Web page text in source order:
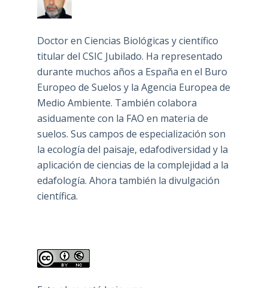
Doctor en Ciencias Biológicas y científico
titular del CSIC Jubilado. Ha representado
durante muchos años a España en el Buro
Europeo de Suelos y la Agencia Europea de
Medio Ambiente. También colabora
asiduamente con la FAO en materia de
suelos. Sus campos de especialización son
la ecología del paisaje, edafodiversidad y la
aplicación de ciencias de la complejidad a la
edafología. Ahora también la divulgación
científica.